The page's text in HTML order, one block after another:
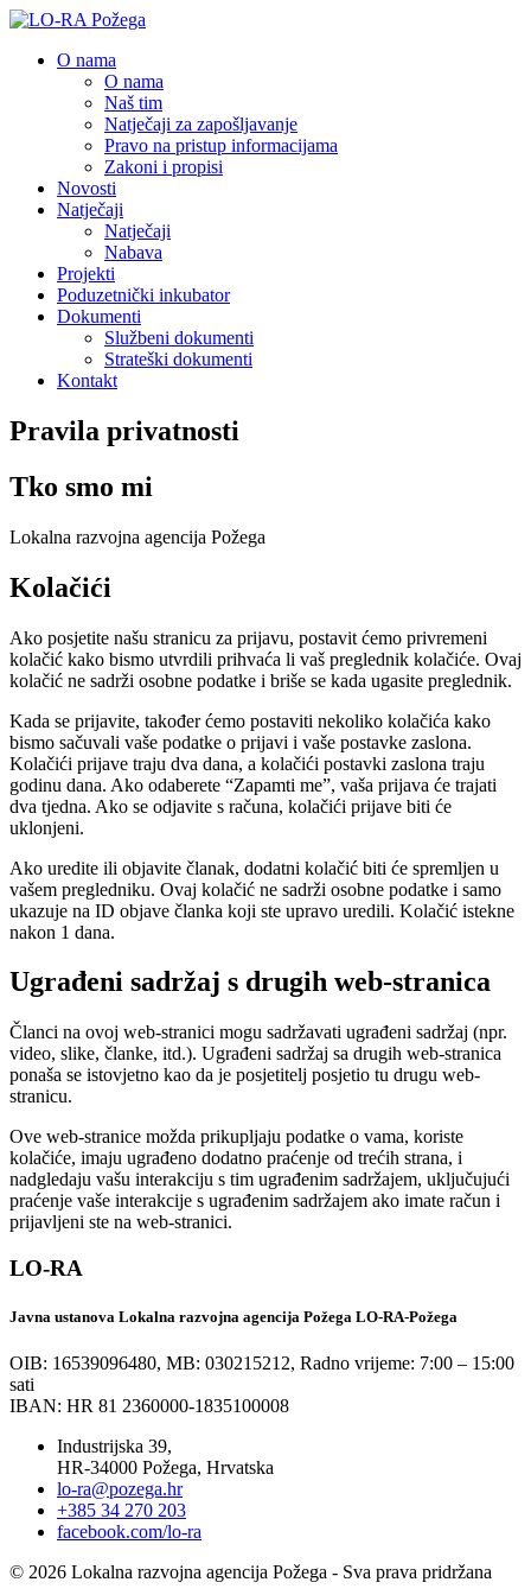
O nama
O nama
Naš tim
Natječaji za zapošljavanje
Pravo na pristup informacijama
Zakoni i propisi
Novosti
Natječaji
Natječaji
Nabava
Projekti
Poduzetnički inkubator
Dokumenti
Službeni dokumenti
Strateški dokumenti
Kontakt
Pravila privatnosti
Tko smo mi
Lokalna razvojna agencija Požega
Kolačići
Ako posjetite našu stranicu za prijavu, postavit ćemo privremeni
kolačić kako bismo utvrdili prihvaća li vaš preglednik kolačiće. Ovaj
kolačić ne sadrži osobne podatke i briše se kada ugasite preglednik.
Kada se prijavite, također ćemo postaviti nekoliko kolačića kako
bismo sačuvali vaše podatke o prijavi i vaše postavke zaslona.
Kolačići prijave traju dva dana, a kolačići postavki zaslona traju
godinu dana. Ako odaberete “Zapamti me”, vaša prijava će trajati
dva tjedna. Ako se odjavite s računa, kolačići prijave biti će
uklonjeni.
Ako uredite ili objavite članak, dodatni kolačić biti će spremljen u
vašem pregledniku. Ovaj kolačić ne sadrži osobne podatke i samo
ukazuje na ID objave članka koji ste upravo uredili. Kolačić istekne
nakon 1 dana.
Ugrađeni sadržaj s drugih web-stranica
Članci na ovoj web-stranici mogu sadržavati ugrađeni sadržaj (npr.
video, slike, članke, itd.). Ugrađeni sadržaj sa drugih web-stranica
ponaša se istovjetno kao da je posjetitelj posjetio tu drugu web-
stranicu.
Ove web-stranice možda prikupljaju podatke o vama, koriste
kolačiće, imaju ugrađeno dodatno praćenje od trećih strana, i
nadgledaju vašu interakciju s tim ugrađenim sadržajem, uključujući
praćenje vaše interakcije s ugrađenim sadržajem ako imate račun i
prijavljeni ste na web-stranici.
LO-RA
Javna ustanova Lokalna razvojna agencija Požega LO-RA-Požega
OIB: 16539096480, MB: 030215212, Radno vrijeme: 7:00 – 15:00
sati
IBAN: HR 81 2360000-1835100008
Industrijska 39,
HR-34000 Požega, Hrvatska
lo-ra@pozega.hr
+385 34 270 203
facebook.com/lo-ra
© 2026 Lokalna razvojna agencija Požega - Sva prava pridržana